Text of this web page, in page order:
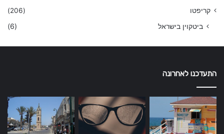
קריפטו
(206)
ביטקוין בישראל (6)
התעדכנו לאחרונה